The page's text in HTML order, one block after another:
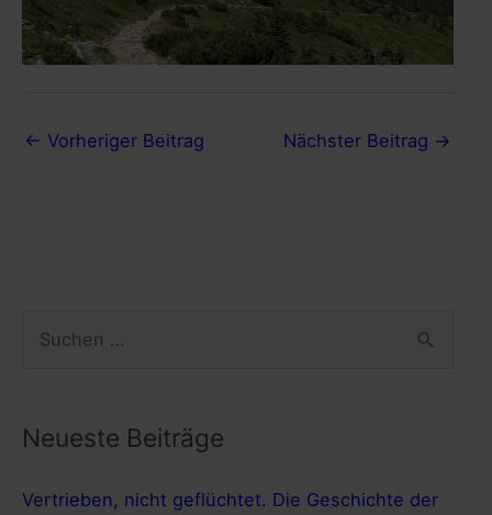
← Vorheriger Beitrag Nächster Beitrag →
h
n
Neueste Beiträge
Vertrieben, nicht geflüchtet. Die Geschichte der